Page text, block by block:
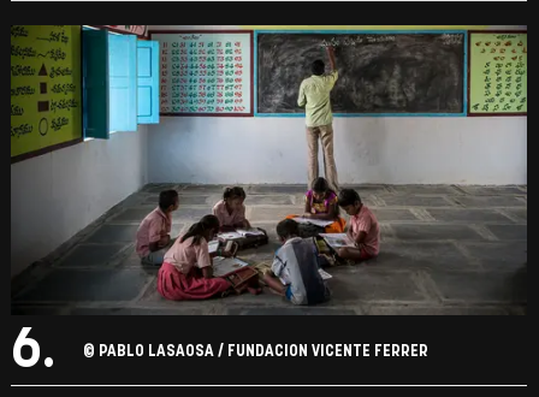
6. © PABLO LASAOSA / FUNDACION VICENTE FERRER